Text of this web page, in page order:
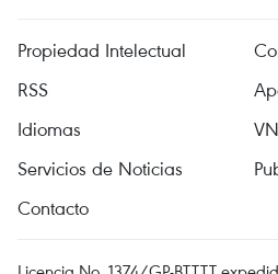
Propiedad Intelectual
RSS
Idiomas
Servicios de Noticias
Contacto